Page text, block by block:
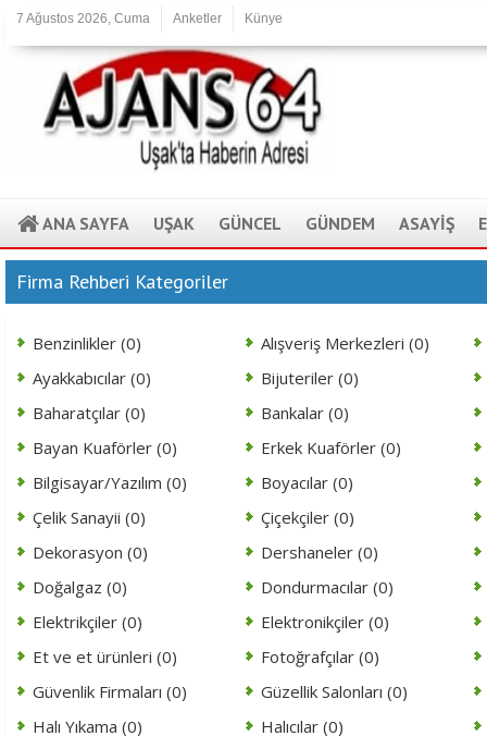
7 Ağustos 2026, Cuma Anketler Künye
ANA SAYFA UŞAK GÜNCEL GÜNDEM ASAYİŞ
Firma Rehberi Kategoriler
Benzinlikler (0)
Alışveriş Merkezleri (0)
Ayakkabıcılar (0)
Bijuteriler (0)
Baharatçılar (0)
Bankalar (0)
Bayan Kuaförler (0)
Erkek Kuaförler (0)
Bilgisayar/Yazılım (0)
Boyacılar (0)
Çelik Sanayii (0)
Çiçekçiler (0)
Dekorasyon (0)
Dershaneler (0)
Doğalgaz (0)
Dondurmacılar (0)
Elektrikçiler (0)
Elektronikçiler (0)
Et ve et ürünleri (0)
Fotoğrafçılar (0)
Güvenlik Firmaları (0)
Güzellik Salonları (0)
Halı Yıkama (0)
Halıcılar (0)